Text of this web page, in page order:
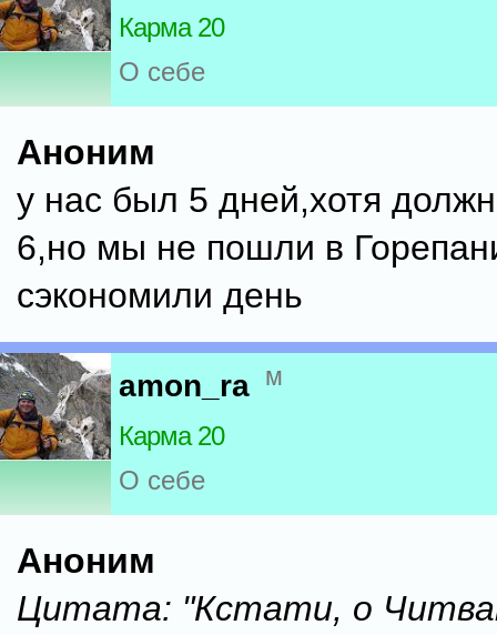
Карма 20
О себе
Аноним
у нас был 5 дней,хотя
6,но мы не пошли в
сэкономили день
amon_ra м
Карма 20
О себе
Аноним
Цитата: "Кстати, о